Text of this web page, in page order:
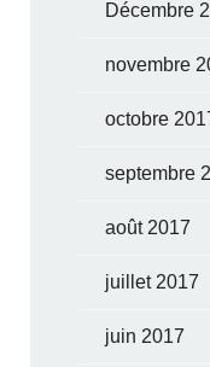
Décembre
novembre
octobre
septembre
août 2017
juillet 2017
juin 2017